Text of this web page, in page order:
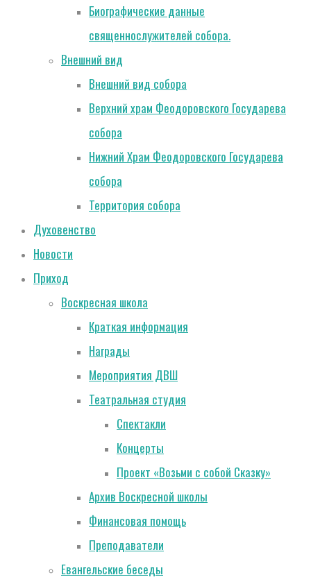
Биографические данные
священнослужителей собора.
Внешний вид
Внешний вид собора
Верхний храм Феодоровского Государева
собора
Нижний Храм Феодоровского Государева
собора
Территория собора
Духовенство
Новости
Приход
Воскресная школа
Краткая информация
Награды
Мероприятия ДВШ
Театральная студия
Спектакли
Концерты
Проект «Возьми с собой Сказку»
Архив Воскресной школы
Финансовая помощь
Преподаватели
Евангельские беседы